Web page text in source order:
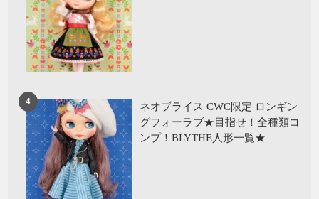
ネオブライス CWC限定 ロンギン
グフォーラブ★目指せ！全種類コ
ンプ！BLYTHE人形一覧★